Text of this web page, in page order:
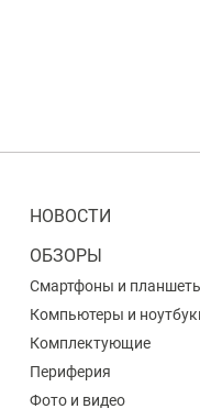
НОВОСТИ
ОБЗОРЫ
Смартфоны и
Компьютеры и
Комплектующие
Периферия
Фото и видео